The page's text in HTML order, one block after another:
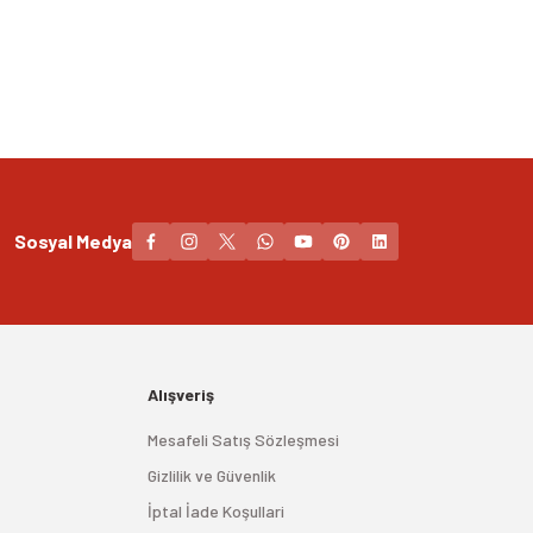
Sosyal Medya
Alışveriş
Mesafeli Satış Sözleşmesi
Gizlilik ve Güvenlik
İptal İade Koşullari